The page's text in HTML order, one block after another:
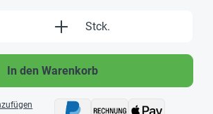
Gib den gewünschten
Stck.
In den Warenkorb